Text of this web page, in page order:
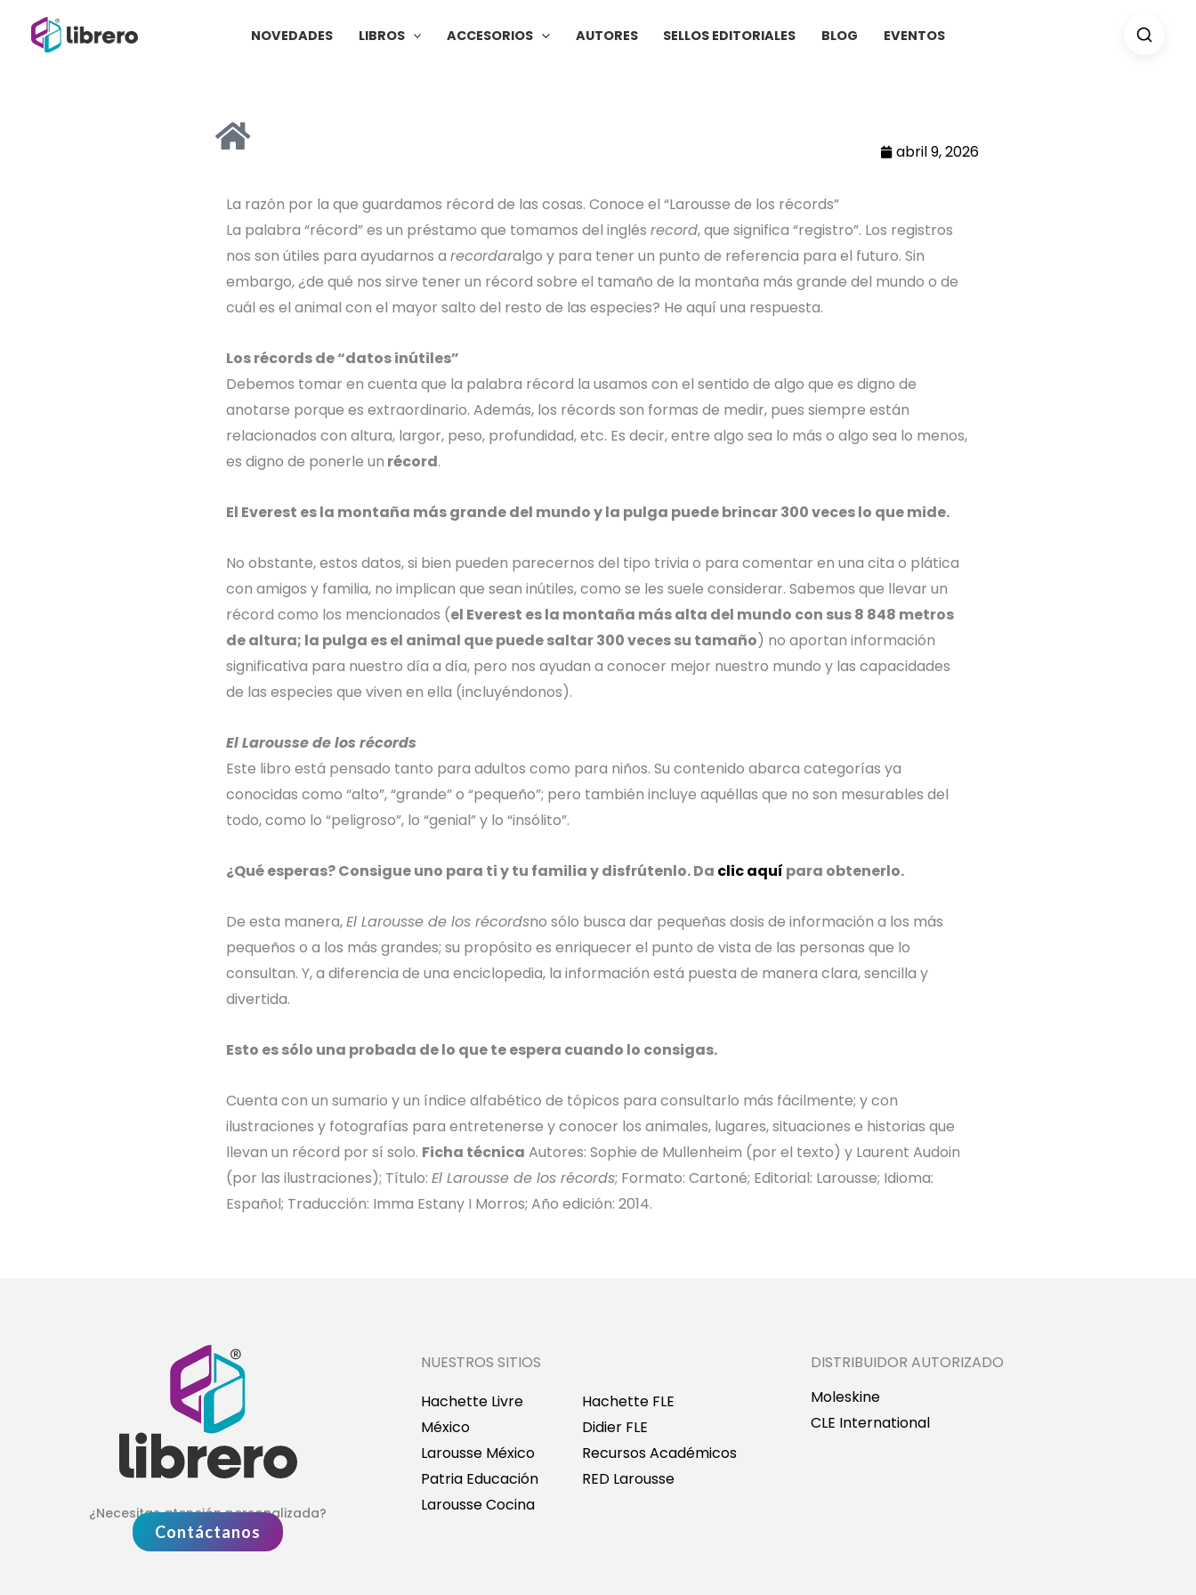
NOVEDADES LIBROS ACCESORIOS AUTORES SELLOS EDITORIALES BLOG EVENTOS
abril 9, 2026
La razón por la que guardamos récord de las cosas. Conoce el “Larousse de los récords”
La palabra “récord” es un préstamo que tomamos del inglés record, que significa “registro”. Los registros
nos son útiles para ayudarnos a recordaralgo y para tener un punto de referencia para el futuro. Sin
embargo, ¿de qué nos sirve tener un récord sobre el tamaño de la montaña más grande del mundo o de
cuál es el animal con el mayor salto del resto de las especies? He aquí una respuesta.
Los récords de “datos inútiles”
Debemos tomar en cuenta que la palabra récord la usamos con el sentido de algo que es digno de
anotarse porque es extraordinario. Además, los récords son formas de medir, pues siempre están
relacionados con altura, largor, peso, profundidad, etc. Es decir, entre algo sea lo más o algo sea lo menos,
es digno de ponerle un récord.
El Everest es la montaña más grande del mundo y la pulga puede brincar 300 veces lo que mide.
No obstante, estos datos, si bien pueden parecernos del tipo trivia o para comentar en una cita o plática
con amigos y familia, no implican que sean inútiles, como se les suele considerar. Sabemos que llevar un
récord como los mencionados (el Everest es la montaña más alta del mundo con sus 8 848 metros
de altura; la pulga es el animal que puede saltar 300 veces su tamaño) no aportan información
significativa para nuestro día a día, pero nos ayudan a conocer mejor nuestro mundo y las capacidades
de las especies que viven en ella (incluyéndonos).
El Larousse de los récords
Este libro está pensado tanto para adultos como para niños. Su contenido abarca categorías ya
conocidas como “alto”, “grande” o “pequeño”; pero también incluye aquéllas que no son mesurables del
todo, como lo “peligroso”, lo “genial” y lo “insólito”.
¿Qué esperas? Consigue uno para ti y tu familia y disfrútenlo. Da clic aquí para obtenerlo.
De esta manera,El Larousse de los récordsno sólo busca dar pequeñas dosis de información a los más
pequeños o a los más grandes; su propósito es enriquecer el punto de vista de las personas que lo
consultan. Y, a diferencia de una enciclopedia, la información está puesta de manera clara, sencilla y
divertida.
Esto es sólo una probada de lo que te espera cuando lo consigas.
Cuenta con un sumario y un índice alfabético de tópicos para consultarlo más fácilmente; y con
ilustraciones y fotografías para entretenerse y conocer los animales, lugares, situaciones e historias que
llevan un récord por sí solo. Ficha técnica Autores: Sophie de Mullenheim (por el texto) y Laurent Audoin
(por las ilustraciones); Título: El Larousse de los récords; Formato: Cartoné; Editorial: Larousse; Idioma:
Español; Traducción: Imma Estany I Morros; Año edición: 2014.
¿Necesitas atención personalizada?
Contáctanos
NUESTROS SITIOS
Hachette Livre
México
Larousse México
Patria Educación
Larousse Cocina
Hachette FLE
Didier FLE
Recursos Académicos
RED Larousse
DISTRIBUIDOR AUTORIZADO
Moleskine
CLE International